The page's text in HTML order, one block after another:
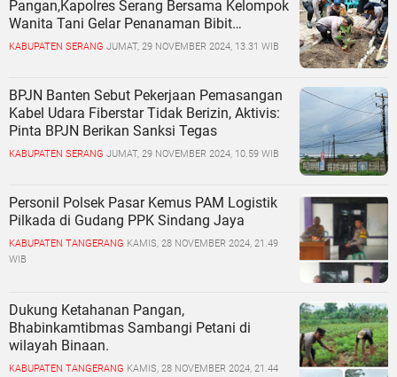
Pangan,Kapolres Serang Bersama Kelompok
Wanita Tani Gelar Penanaman Bibit
Tanaman Holtikultura
KABUPATEN SERANG JUMAT, 29 NOVEMBER 2024, 13.31 WIB
BPJN Banten Sebut Pekerjaan Pemasangan
Kabel Udara Fiberstar Tidak Berizin, Aktivis:
Pinta BPJN Berikan Sanksi Tegas
KABUPATEN SERANG JUMAT, 29 NOVEMBER 2024, 10.59 WIB
Personil Polsek Pasar Kemus PAM Logistik
Pilkada di Gudang PPK Sindang Jaya
KABUPATEN TANGERANG KAMIS, 28 NOVEMBER 2024, 21.49
WIB
Dukung Ketahanan Pangan,
Bhabinkamtibmas Sambangi Petani di
wilayah Binaan.
KABUPATEN TANGERANG KAMIS, 28 NOVEMBER 2024, 21.44